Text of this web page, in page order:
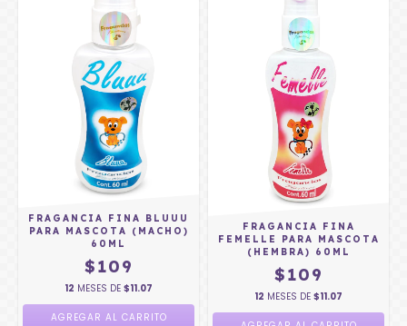
FRAGANCIA FINA BLUUU
PARA MASCOTA (MACHO)
60ML
$109
12 MESES DE $11.07
FRAGANCIA FINA
FEMELLE PARA MASCOTA
(HEMBRA) 60ML
$109
12 MESES DE $11.07